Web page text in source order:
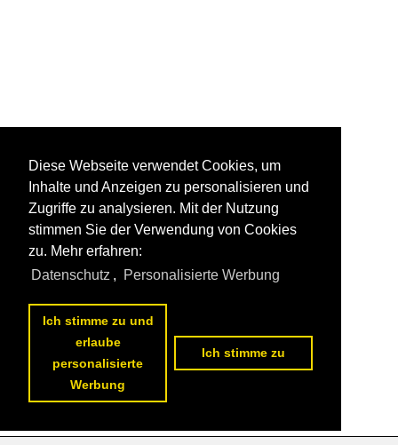
Diese Webseite verwendet Cookies, um
Inhalte und Anzeigen zu personalisieren und
Zugriffe zu analysieren. Mit der Nutzung
stimmen Sie der Verwendung von Cookies
zu. Mehr erfahren:
Datenschutz , Personalisierte Werbung
Ich stimme zu und
erlaube
personalisierte
Werbung
Ich stimme zu